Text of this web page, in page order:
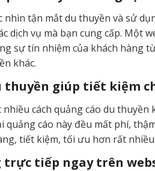
tận mắt du thuyền và sử
dịch vụ mà bạn cung cấp. Một
sự tín nhiệm của khách hàng
khác.
thuyền giúp tiết kiệm
nhiều cách quảng cáo du
quảng cáo này đều mất phí,
tiết kiệm, tối ưu hơn rất
trực tiếp ngay trên